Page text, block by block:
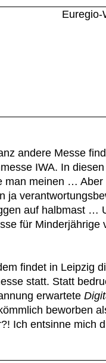
andere Messe
IWA. In
man meinen … Aber
ja
auf halbmast …
für Minderjährige
findet in Leipzig
statt. Statt
erwartete
beworben
Ich entsinne mich